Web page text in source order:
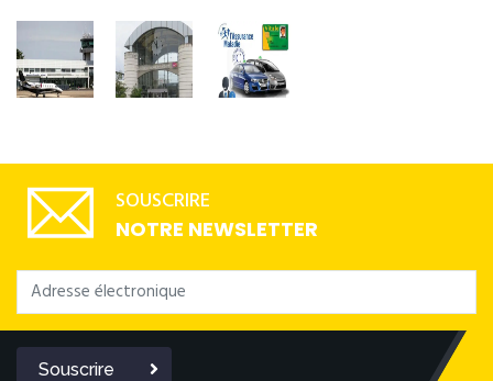
SOUSCRIRE
NOTRE NEWSLETTER
Souscrire